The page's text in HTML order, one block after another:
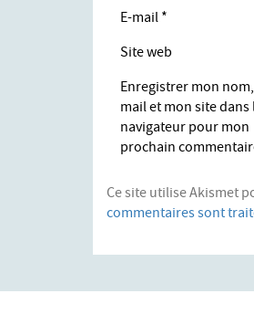
E-mail *
Site web
Enregistrer mon
mail et mon site dans
navigateur pour mon
prochain
Ce site utilise Akismet
commentaires sont